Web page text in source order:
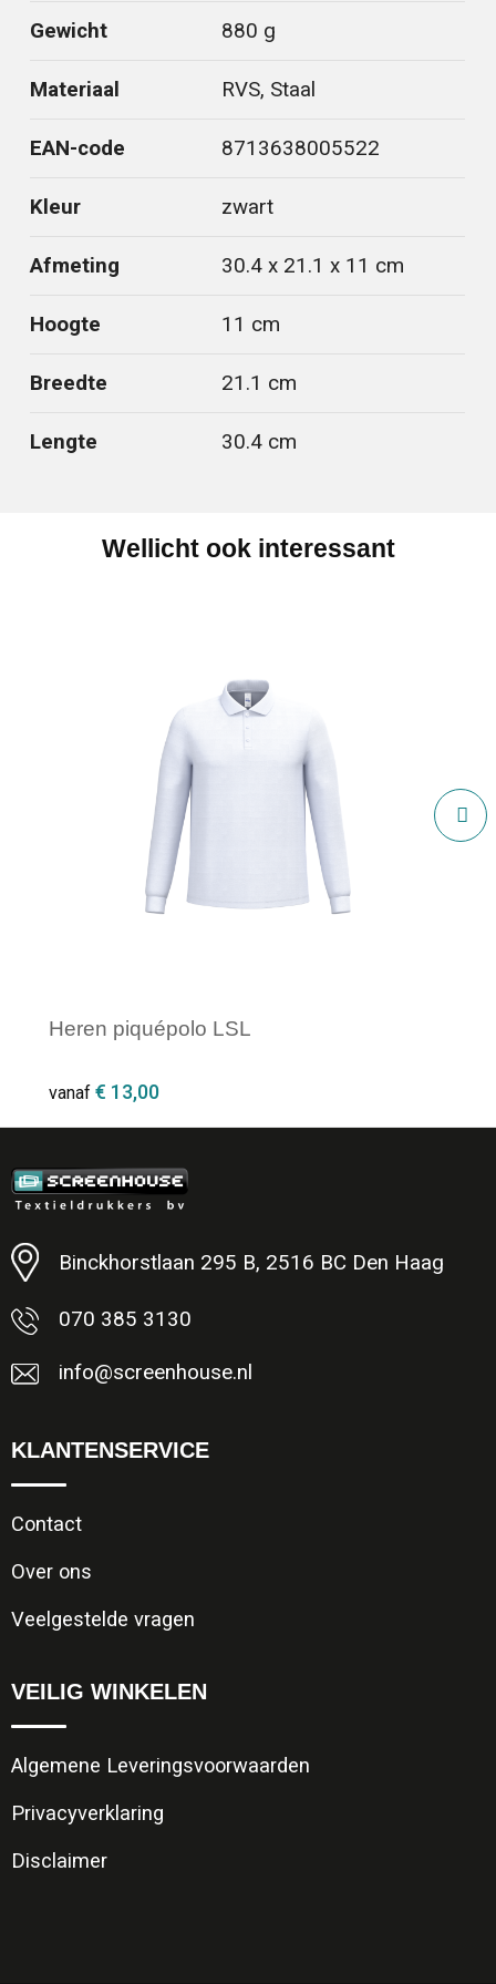
Gewicht 880 g
Materiaal RVS, Staal
EAN-code 8713638005522
Kleur zwart
Afmeting 30.4 x 21.1 x 11 cm
Hoogte 11 cm
Breedte 21.1 cm
Lengte 30.4 cm
Wellicht ook interessant
Heren piquépolo LSL
vanaf € 13,00
Minimale afname: 1
Binckhorstlaan 295 B, 2516 BC Den Haag
070 385 3130
info@screenhouse.nl
KLANTENSERVICE
Contact
Over ons
Veelgestelde vragen
VEILIG WINKELEN
Algemene Leveringsvoorwaarden
Privacyverklaring
Disclaimer